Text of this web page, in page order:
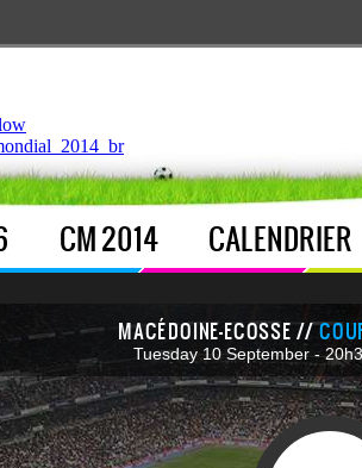
CM 2014 CALENDRIER
MACÉDOINE-ECOSSE //
Tuesday 10 September -